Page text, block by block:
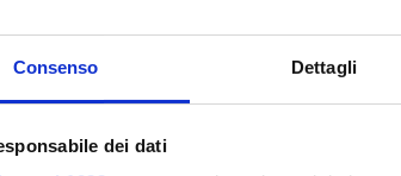
Consenso Dettagli
dei dati